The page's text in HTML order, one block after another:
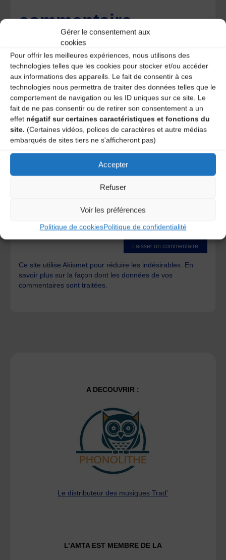
Gérer le consentement aux
cookies
Pour offrir les meilleures expériences, nous utilisons des
technologies telles que les cookies pour stocker et/ou accéder
aux informations des appareils. Le fait de consentir à ces
technologies nous permettra de traiter des données telles que le
comportement de navigation ou les ID uniques sur ce site. Le
fait de ne pas consentir ou de retirer son consentement a un
effet négatif sur certaines caractéristiques et fonctions du
site. (Certaines vidéos, polices de caractères et autre médias
embarqués de sites tiers ne s'afficheront pas)
Accepter
Refuser
Voir les préférences
Politique de cookiesPolitique de confidentialité
commentaire
Votre adresse e-mail ne sera pas publiée.
obligatoires sont indiqués avec
time I post a comment.
Ce site utilise Akismet pour réduire les indésirables. En
savoir plus sur la façon dont les données de vos
commentaires sont traitées
A DECOUVRIR :
Le distributeur des musiques Trad'
L’AMTA EST MEMBRE DE LA